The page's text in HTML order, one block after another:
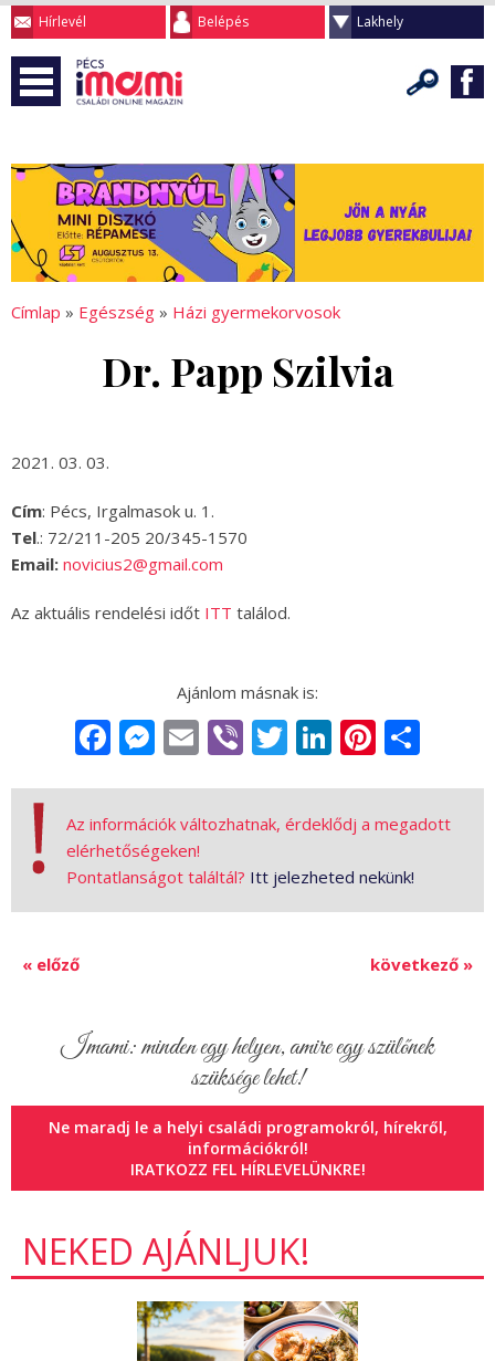
Hírlevél Belépés Lakhely
Címlap » Egészség » Házi gyermekorvosok
Dr. Papp Szilvia
2021. 03. 03.
Cím: Pécs, Irgalmasok u. 1.
Tel.: 72/211-205 20/345-1570
Email: novicius2@gmail.com
Az aktuális rendelési időt ITT találod.
Facebook
Messenger
EmailViberTwitter
LinkedIn
Az információk változhatnak, érdeklődj a megadott
elérhetőségeken!
Pontatlanságot találtál? Itt jelezheted nekünk!
« előző következő »
Imami: minden egy helyen, amire egy szülőnek
szüksége lehet!
Ne maradj le a helyi családi programokról, hírekről,
információkról!
IRATKOZZ FEL HÍRLEVELÜNKRE!
NEKED AJÁNLJUK!